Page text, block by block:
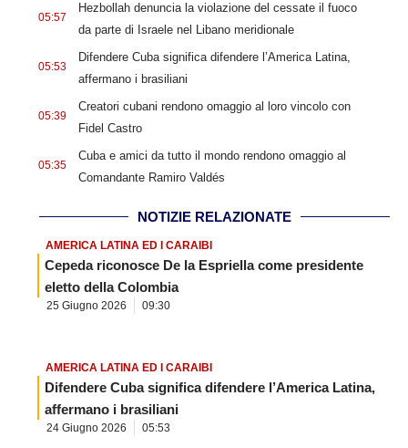
05:57
Hezbollah denuncia la violazione del cessate il fuoco
da parte di Israele nel Libano meridionale
05:53
Difendere Cuba significa difendere l’America Latina,
affermano i brasiliani
05:39
Creatori cubani rendono omaggio al loro vincolo con
Fidel Castro
05:35
Cuba e amici da tutto il mondo rendono omaggio al
Comandante Ramiro Valdés
NOTIZIE RELAZIONATE
AMERICA LATINA ED I CARAIBI
Cepeda riconosce De la Espriella come presidente
eletto della Colombia
25 Giugno 2026 09:30
AMERICA LATINA ED I CARAIBI
Difendere Cuba significa difendere l’America Latina,
affermano i brasiliani
24 Giugno 2026 05:53